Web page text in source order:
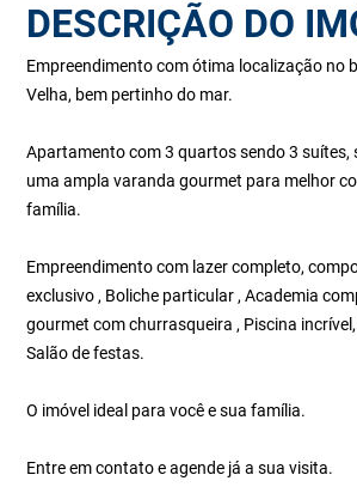
DESCRIÇÃO DO
Empreendimento com ótima localização no
Velha, bem pertinho do mar.
Apartamento com 3 quartos sendo 3 suítes,
uma ampla varanda gourmet para melhor
família.
Empreendimento com lazer completo,
exclusivo , Boliche particular , Academia
gourmet com churrasqueira , Piscina
Salão de festas.
O imóvel ideal para você e sua família.
Entre em contato e agende já a sua visita.